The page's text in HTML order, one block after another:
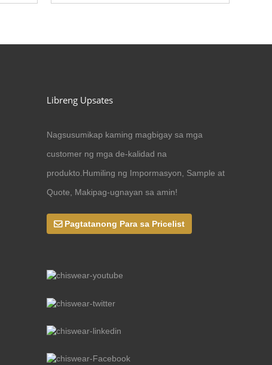
Libreng Upsates
Nagsusumikap kaming magbigay sa mga
customer ng mga de-kalidad na
produkto.Humiling ng Impormasyon, Sample at
Quote, Makipag-ugnayan sa amin!
Pagtatanong Para sa Pricelist